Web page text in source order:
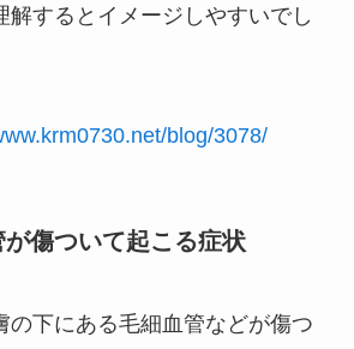
解するとイメージしやすいでし
blog/3078/
傷ついて起こる症状
の下にある毛細血管などが傷つ